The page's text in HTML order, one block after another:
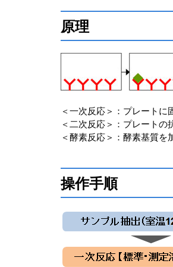
原理
＜一次反応＞：プレートに
＜二次反応＞：プレートの
＜酵素反応＞：酵素基質を
操作手順